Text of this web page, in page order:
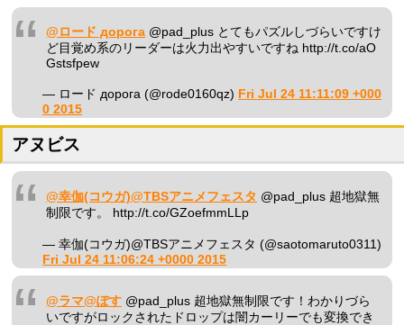
@ロード дорога @pad_plus とてもパズルしづらいですけ
ど目覚め系のリーダーは火力出やすいですね http://t.co/aO
Gstsfpew
— ロード дорога (@rode0160qz) Fri Jul 24 11:11:09 +000
0 2015
アヌビス
@幸伽(コウガ)@TBSアニメフェスタ @pad_plus 超地獄無
制限です。 http://t.co/GZoefmmLLp
— 幸伽(コウガ)@TBSアニメフェスタ (@saotomaruto0311)
Fri Jul 24 11:06:24 +0000 2015
@ラマ@ぽす @pad_plus 超地獄無制限です！わかりづら
いですがロックされたドロップは闇カーリーでも変換でき